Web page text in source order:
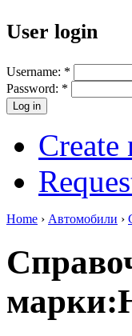
User login
Username: *
Password: *
Create
Home › Автомобили ›